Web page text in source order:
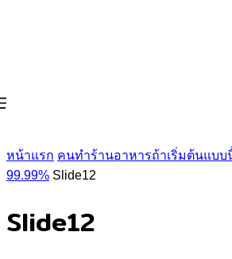
หน้าแรก คนทำร้านอาหารถ้าเริ่มต้นแบบ
99.99% Slide12
Slide12